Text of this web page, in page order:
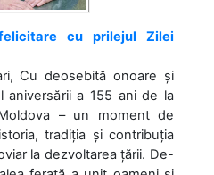
cu prilejul Zilei
Cu deosebită onoare și
aniversării a 155 ani de la
– un moment de
tradiția și contribuția
la dezvoltarea țării. De-